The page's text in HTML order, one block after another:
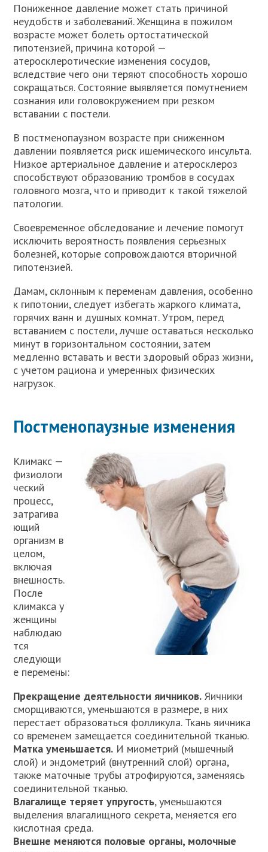
Пониженное давление может стать причиной
неудобств и заболеваний. Женщина в пожилом
возрасте может болеть ортостатической
гипотензией, причина которой —
атеросклеротические изменения сосудов,
вследствие чего они теряют способность хорошо
сокращаться. Состояние выявляется помутнением
сознания или головокружением при резком
вставании с постели.
В постменопаузном возрасте при сниженном
давлении появляется риск ишемического инсульта.
Низкое артериальное давление и атеросклероз
способствуют образованию тромбов в сосудах
головного мозга, что и приводит к такой тяжелой
патологии.
Своевременное обследование и лечение помогут
исключить вероятность появления серьезных
болезней, которые сопровождаются вторичной
гипотензией.
Дамам, склонным к переменам давления, особенно
к гипотонии, следует избегать жаркого климата,
горячих ванн и душных комнат. Утром, перед
вставанием с постели, лучше оставаться несколько
минут в горизонтальном состоянии, затем
медленно вставать и вести здоровый образ жизни,
с учетом рациона и умеренных физических
нагрузок.
Постменопаузные изменения
Климакс —
физиологи
ческий
процесс,
затрагива
ющий
организм в
целом,
включая
внешность.
После
климакса у
женщины
наблюдаю
тся
следующи
е перемены:
Прекращение деятельности яичников. Яичники
сморщиваются, уменьшаются в размере, в них
перестает образоваться фолликула. Ткань яичника
со временем замещается соединительной тканью.
Матка уменьшается. И миометрий (мышечный
слой) и эндометрий (внутренний слой) органа,
также маточные трубы атрофируются, заменяясь
соединительной тканью.
Влагалище теряет упругость, уменьшаются
выделения влагалищного секрета, меняется его
кислотная среда.
Внешне меняются половые органы, молочные